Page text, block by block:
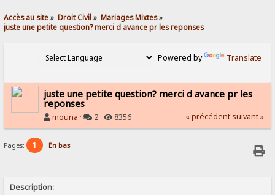
Accès au site» Droit Civil» Mariages Mixtes»
juste une petite question? merci d avance pr les reponses
Powered by Translate
juste une petite question? merci d avance pr les
reponses
mouna · 2 · 8356 « précédent suivant »
Pages: 1 En bas
Description: